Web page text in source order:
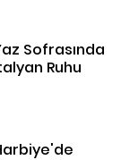
Sofrasında
Ruhu